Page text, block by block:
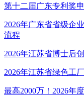
第十二届广东专利奖
2026年广东省省级企
流程
2026年江苏省博士后
2026年江苏省绿色工
最高2000万！2026年